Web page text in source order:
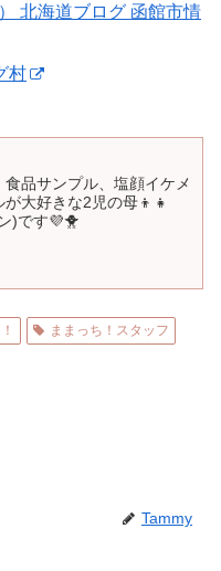
村
食品サンプル、塩顔イケメ
大好きな2児の母👦👧
)です💜🐥
ままっち！スタッフ
Tammy